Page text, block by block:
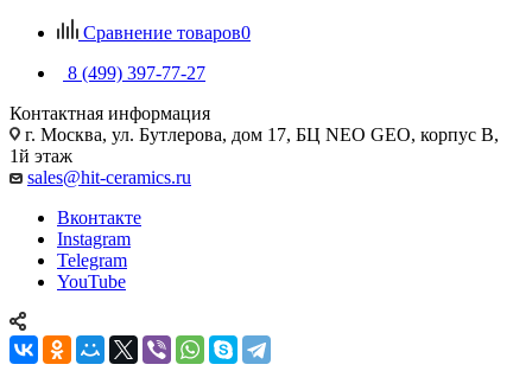
Сравнение товаров0
8 (499) 397-77-27
Контактная информация
г. Москва, ул. Бутлерова, дом 17, БЦ NEO GEO, корпус В,
1й этаж
sales@hit-ceramics.ru
Вконтакте
Instagram
Telegram
YouTube